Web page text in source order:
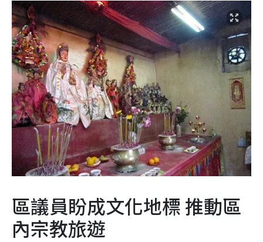
區議員盼成文化地標 推動區
內宗教旅遊